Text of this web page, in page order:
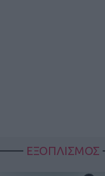
ΕΞΟΠΛΙΣΜΟΣ